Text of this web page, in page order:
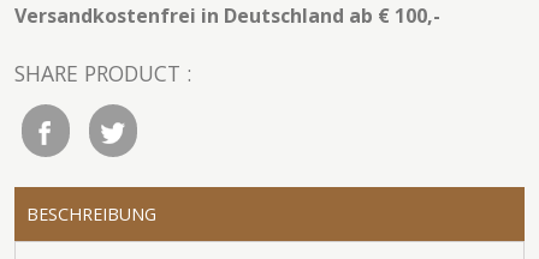
Versandkostenfrei in Deutschland ab € 100,-
SHARE PRODUCT :
BESCHREIBUNG